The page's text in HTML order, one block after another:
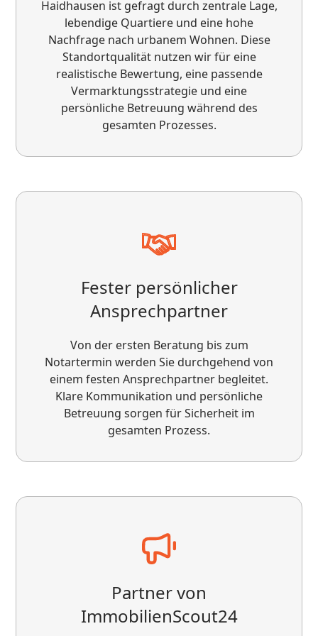
Ich arbeite als Dienstleister mit der VS
sehr angenehm macht. Besonders
hervorheben möchte ich die freundliche und
macht partnerschaftliche Zusammenarbeit
wirklich Spaß. Klare Empfehlung – fünf Sterne!
Top Service von VS Immobilien Service! Sehr
Beratung. Meine Immobilie wurde schnell und
Vermarktung und klarer Strategie. Besonders
positiv: ✔️ schnelle Kommunikation ✔️
realistische Preiseinschätzung ✔️ zuverlässige
Immobilie in Deutschland verkaufen oder
investieren möchten!
Haidhausen ist gefragt durch zentrale Lage,
lebendige Quartiere und eine hohe
Nachfrage nach urbanem Wohnen. Diese
Standortqualität nutzen wir für eine
realistische Bewertung, eine passende
Vermarktungsstrategie und eine
persönliche Betreuung während des
gesamten Prozesses.
Fester persönlicher
Ansprechpartner
Von der ersten Beratung bis zum
Notartermin werden Sie durchgehend von
einem festen Ansprechpartner begleitet.
Klare Kommunikation und persönliche
Betreuung sorgen für Sicherheit im
gesamten Prozess.
Partner von
ImmobilienScout24